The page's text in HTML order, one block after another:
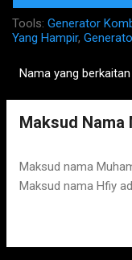
Tools: Generator
Yang Hampir,
o
Nama yang
Maksud Nama
Maksud nama
Maksud nama Hfiy